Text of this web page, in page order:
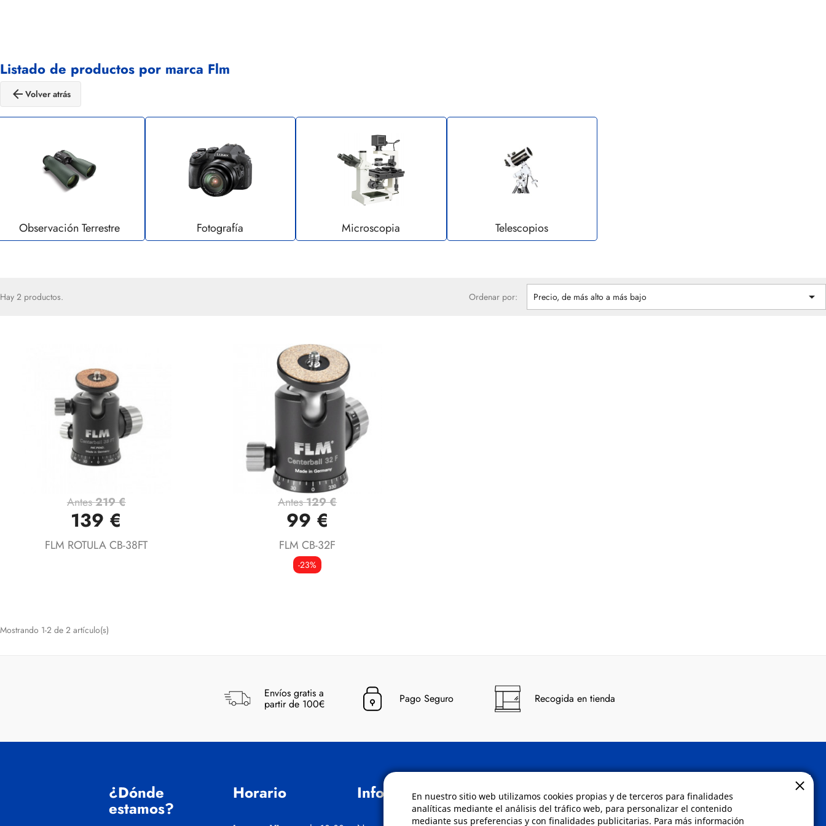
En nuestro sitio web utilizamos cookies propias y de terceros para finalidades
analíticas mediante el análisis del tráfico web, para personalizar el contenido
mediante sus preferencias y con finalidades publicitarias. Para más información
Listado de productos por marca Flm
arrow_back Volver atrás
Observación Terrestre Fotografía Microscopia Telescopios
Hay 2 productos. Ordenar por: Precio, de más alto a más bajo 
Vista rápida
Antes219 €
139 €
FLM ROTULA CB-38FT
Vista rápida
Antes129 €
99 €
FLM CB-32F
-23%
Mostrando 1-2 de 2 artículo(s)
Envíos gratis a
partir de 100€ Pago Seguro Recogida en tienda
¿Dónde
estamos?
Horario Información Políticas Contacto